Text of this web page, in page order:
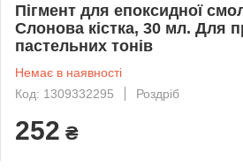
Пігмент для епоксидної
Слонова кістка, 30 мл. Для
пастельних тонів
Немає в наявності
Код: 1309332295
Роздріб
252 ₴